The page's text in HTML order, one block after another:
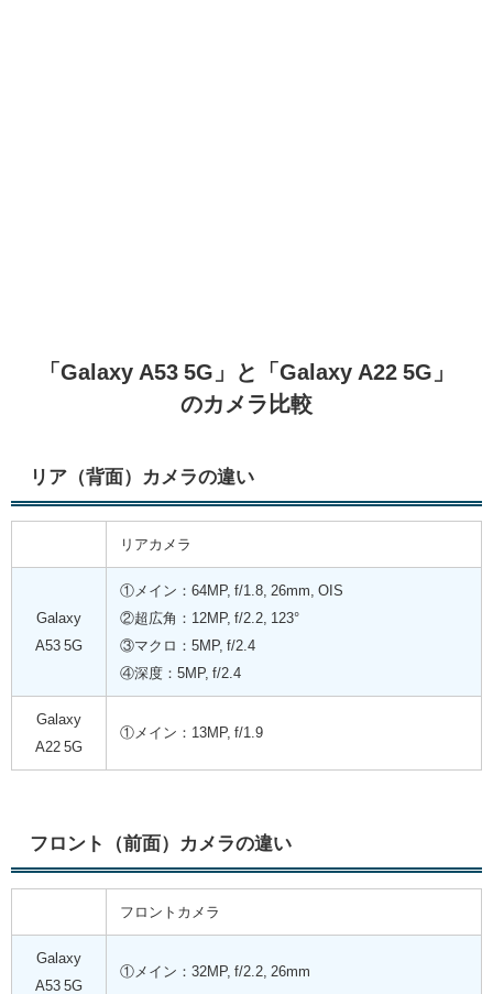
「Galaxy A53 5G」と「Galaxy A22 5G」
のカメラ比較
リア（背面）カメラの違い
リアカメラ
Galaxy
A53 5G
①メイン：64MP, f/1.8, 26mm, OIS
②超広角：12MP, f/2.2, 123°
③マクロ：5MP, f/2.4
④深度：5MP, f/2.4
Galaxy
A22 5G
①メイン：13MP, f/1.9
フロント（前面）カメラの違い
フロントカメラ
Galaxy
A53 5G
①メイン：32MP, f/2.2, 26mm